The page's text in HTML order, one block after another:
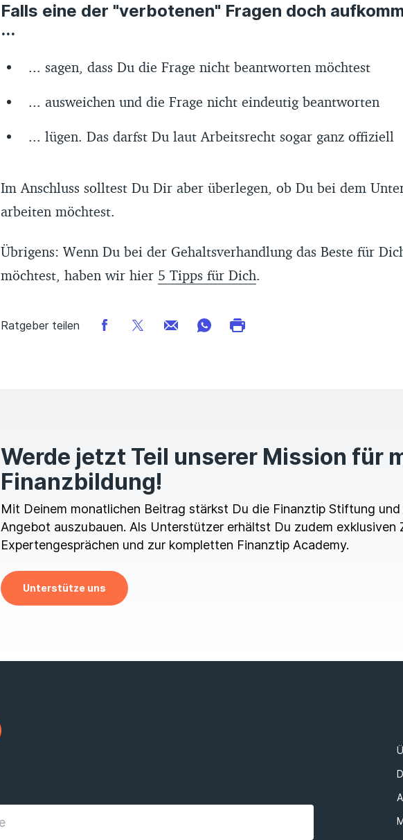
Falls eine der "verbotenen" Fragen doch
...
... sagen, dass Du die Frage nicht beantworten möchtest
... ausweichen und die Frage nicht eindeutig beantworten
... lügen. Das darfst Du laut Arbeitsrecht sogar ganz offiziell
Im Anschluss solltest Du Dir aber überlegen, ob Du bei dem
arbeiten möchtest.
Übrigens: Wenn Du bei der Gehaltsverhandlung das Beste für
möchtest, haben wir hier 5 Tipps für Dich.
Ratgeber teilen
Werde jetzt Teil unserer Mission für
Finanzbildung!
Mit Deinem monatlichen Beitrag stärkst Du die Finanztip Stiftung
Angebot auszubauen. Als Unterstützer erhältst Du zudem exklusiven
Expertengesprächen und zur kompletten Finanztip Academy.
Unterstütze uns